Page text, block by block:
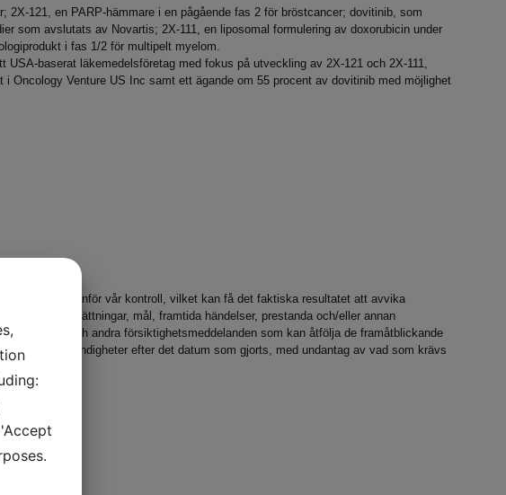
2X-121, en PARP-hämmare i en pågående fas 2 för bröstcancer; dovitinib, som
som avslutats av Novartis; 2X-111, en liposomal formulering av doxorubicin under
i fas 1/2 för multipelt myelom.
baserat läkemedelsföretag med fokus på utveckling av 2X-121 och 2X-111,
Venture US Inc samt ett ägande om 55 procent av dovitinib med möjlighet
ligger utanför vår kontroll, vilket kan få det faktiska resultatet att avvika
planer, målsättningar, mål, framtida händelser, prestanda och/eller annan
och andra försiktighetsmeddelanden som kan åtfölja de framåtblickande
eller omständigheter efter det datum som gjorts, med undantag av vad som krävs